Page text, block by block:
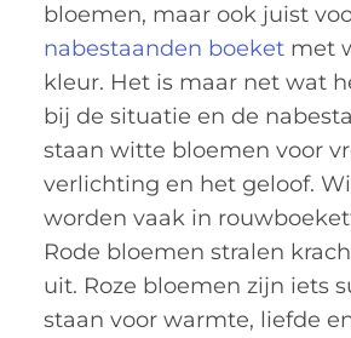
bloemen, maar ook juist
nabestaanden boeket met
kleur. Het is maar net wat
bij de situatie en de
staan witte bloemen voor
verlichting en het geloof.
worden vaak in
Rode bloemen stralen
uit. Roze bloemen zijn iets
staan voor warmte, liefde